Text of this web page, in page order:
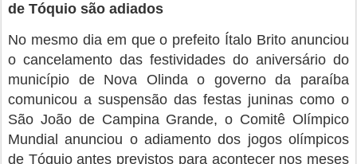
de Tóquio são adiados
No mesmo dia em que o prefeito Ítalo Brito anunciou
o cancelamento das festividades do aniversário do
município de Nova Olinda o governo da paraíba
comunicou a suspensão das festas juninas como o
São João de Campina Grande, o Comitê Olímpico
Mundial anunciou o adiamento dos jogos olímpicos
de Tóquio antes previstos para acontecer nos meses